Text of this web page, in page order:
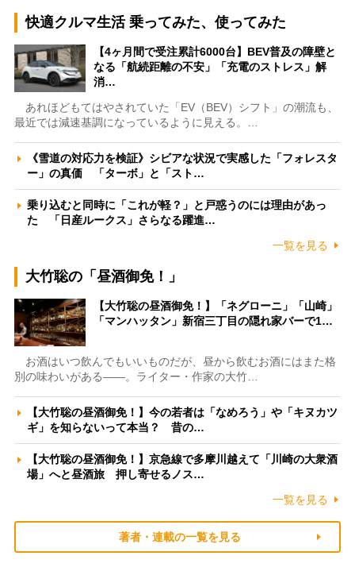
快適クルマ生活 乗ってみた、使ってみた
【4ヶ月間で受注累計6000台】BEV普及の障壁と
なる「航続距離の不安」「充電のストレス」解
消…
あれほどもてはやされていた「EV（BEV）シフト」の潮流も、
最近では減速基調になっているように見える。…
《雪道の対応力を検証》シビアな状況で実感した「フォレスタ
ー」の真価 「ターボ」と「スト…
乗り込むと同時に「これが軽？」と戸惑うのには理由があっ
た 「日産ルークス」さらなる躍進…
一覧を見る
大竹聡の「昼酒御免！」
【大竹聡の昼酒御免！】「ネグローニ」「山崎」
「マンハッタン」新宿三丁目の隠れ家バーで1…
お酒はいつ飲んでもいいものだが、昼から飲むお酒にはまた格
別の味わいがある――。ライター・作家の大竹…
【大竹聡の昼酒御免！】今の若者は「なめろう」や「キヌカツ
ギ」を知らないって本当？ 昔の…
【大竹聡の昼酒御免！】京急線で多摩川越えて「川崎の大衆酒
場」へと昼酒旅 押し寄せるノス…
一覧を見る
著者・連載の一覧を見る